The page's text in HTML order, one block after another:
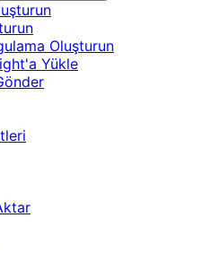
Oluşturun
Yükle